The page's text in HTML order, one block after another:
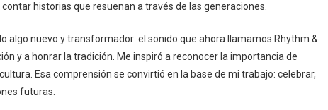
historias que resuenan a través de las generaciones.
algo nuevo y transformador: el sonido que ahora llamamos Rhythm &
y a honrar la tradición. Me inspiró a reconocer la importancia de
Esa comprensión se convirtió en la base de mi trabajo: celebrar,
futuras.